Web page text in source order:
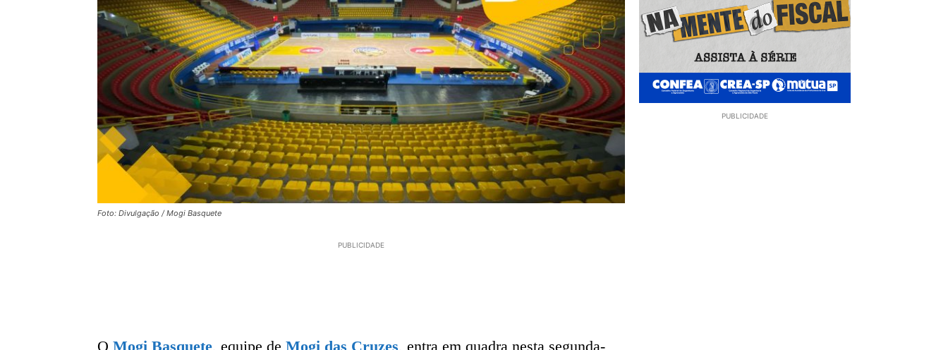
Foto: Divulgação / Mogi Basquete
PUBLICIDADE
O Mogi Basquete, equipe de Mogi das Cruzes, entra em quadra nesta segunda-
PUBLICIDADE